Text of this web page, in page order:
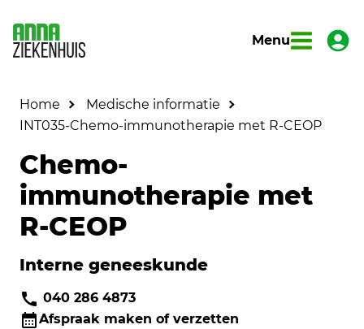
Menu
Home
Medische informatie
INT035-Chemo-immunotherapie met R-CEOP
Chemo-
immunotherapie met
R-CEOP
Interne geneeskunde
040 286 4873
Afspraak maken of verzetten